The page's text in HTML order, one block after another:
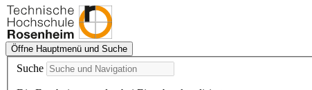
Öffne Hauptmenü und Suche
Suche